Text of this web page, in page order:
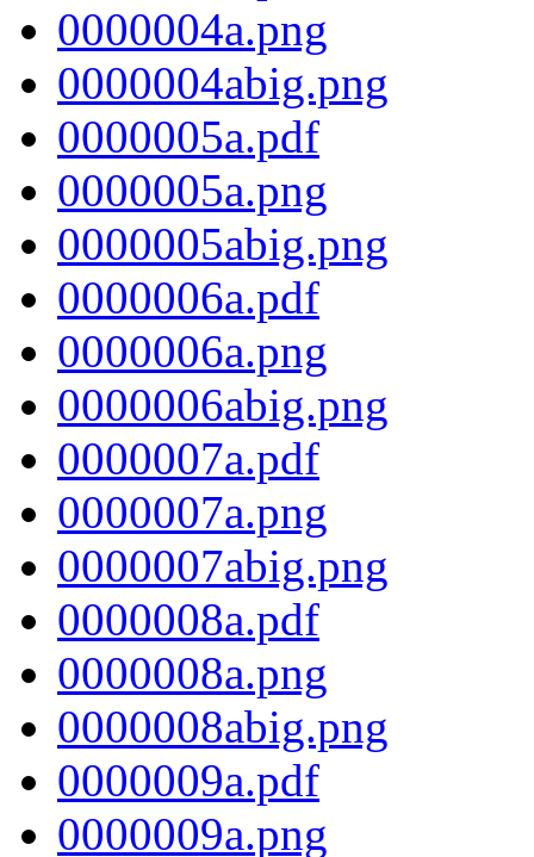
0000004a.png
0000004abig.png
0000005a.pdf
0000005a.png
0000005abig.png
0000006a.pdf
0000006a.png
0000006abig.png
0000007a.pdf
0000007a.png
0000007abig.png
0000008a.pdf
0000008a.png
0000008abig.png
0000009a.pdf
0000009a.png